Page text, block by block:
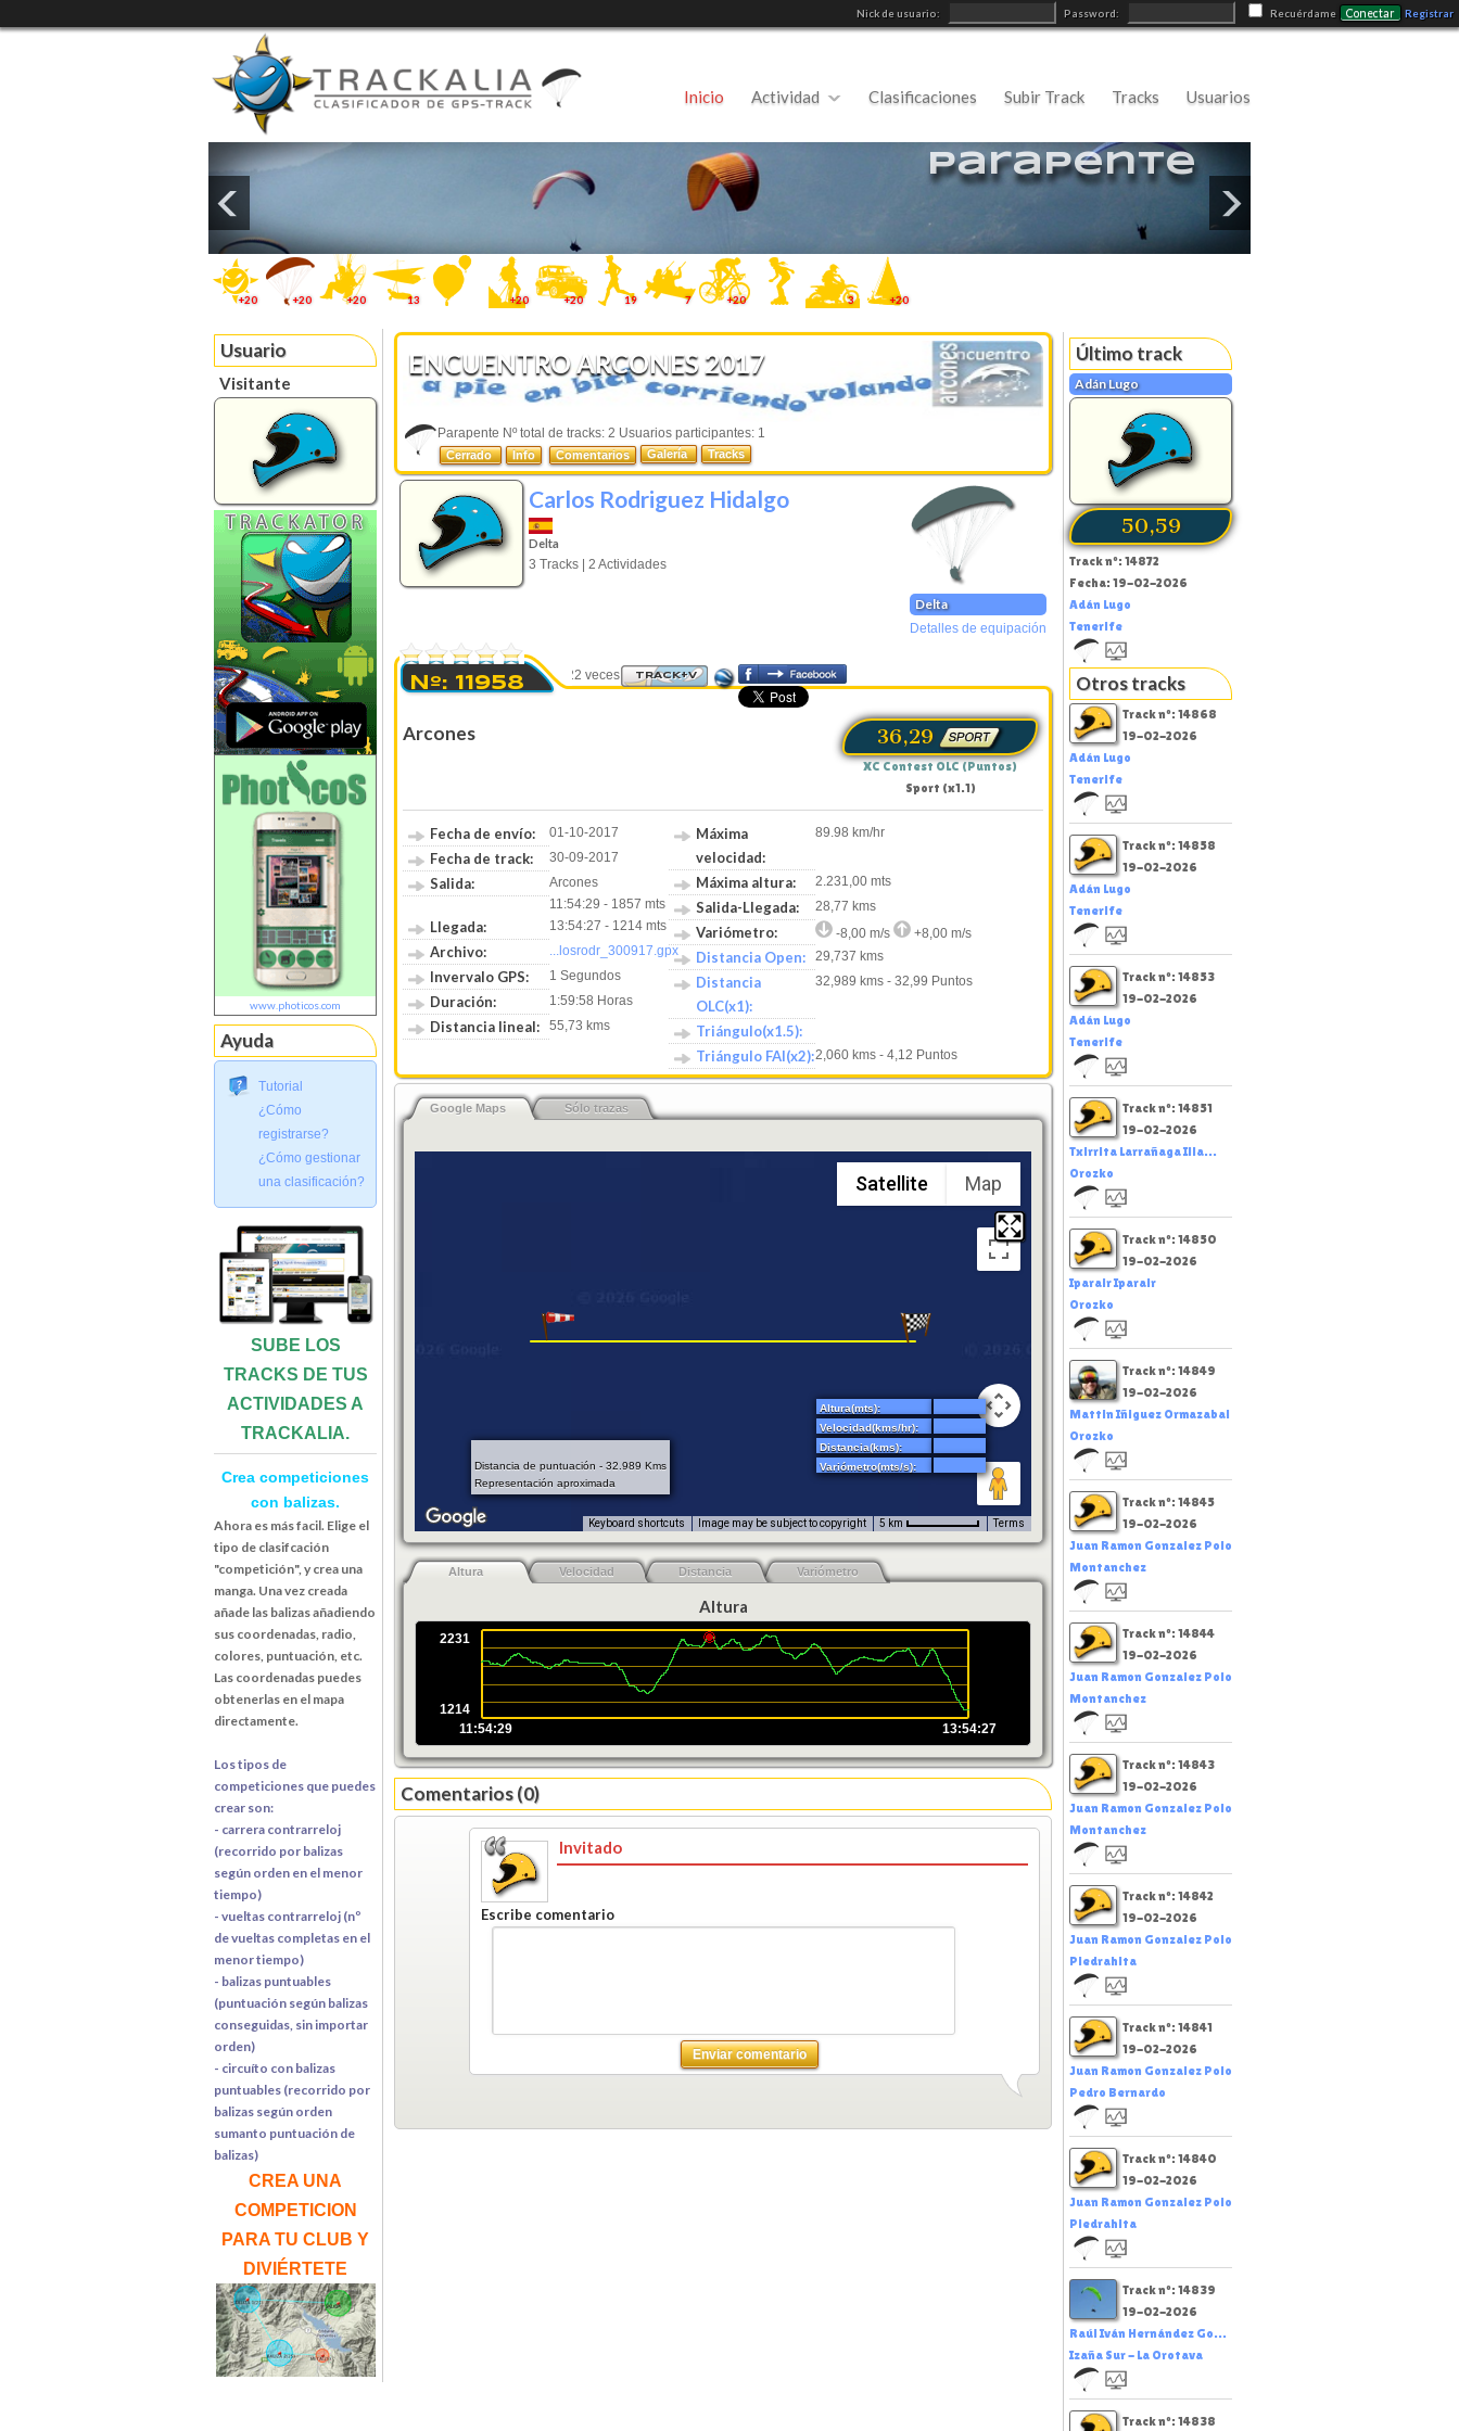
Nick de usuario: Password: Recuérdame Conectar Registrar
Inicio Actividad Clasificaciones Subir Track Tracks Usuarios
Parapente
+20 +20 +20 13 +20 +20 19 7 +20 3 +20
Usuario
Visitante
www.photicos.com
Ayuda
Tutorial
¿Cómo
registrarse?
¿Cómo gestionar
una clasificación?
SUBE LOS
TRACKS DE TUS
ACTIVIDADES A
TRACKALIA.
Crea competiciones
con balizas.
Ahora es más facil. Elige el
tipo de clasifcación
"competición", y crea una
manga. Una vez creada
añade las balizas añadiendo
sus coordenadas, radio,
colores, puntuación, etc.
Las coordenadas puedes
obtenerlas en el mapa
directamente.
Los tipos de
competiciones que puedes
crear son:
- carrera contrarreloj
(recorrido por balizas
según orden en el menor
tiempo)
- vueltas contrarreloj (nº
de vueltas completas en el
menor tiempo)
- balizas puntuables
(puntuación según balizas
conseguidas, sin importar
orden)
- circuíto con balizas
puntuables (recorrido por
balizas según orden
sumanto puntuación de
balizas)
CREA UNA
COMPETICION
PARA TU CLUB Y
DIVIÉRTETE
ENCUENTRO ARCONES 2017
Parapente Nº total de tracks: 2 Usuarios participantes: 1
Cerrado Info Comentarios Galería Tracks
Carlos Rodriguez Hidalgo
Delta
3 Tracks | 2 Actividades
Delta
Detalles de equipación
0 Votos Visto 3522 veces TRACK+V
Nº: 11958
Arcones 36,29
XC Contest OLC (Puntos)
Sport (x1.1)
Fecha de envío: 01-10-2017
Fecha de track: 30-09-2017
Salida:
Arcones
11:54:29 - 1857 mts
Llegada: 13:54:27 - 1214 mts
Archivo: ...losrodr_300917.gpx
Invervalo GPS: 1 Segundos
Duración: 1:59:58 Horas
Distancia lineal: 55,73 kms
Máxima
velocidad:
89.98 km/hr
Máxima altura: 2.231,00 mts
Salida-Llegada: 28,77 kms
Variómetro: -8,00 m/s +8,00 m/s
Distancia Open: 29,737 kms
Distancia
OLC(x1):
32,989 kms - 32,99 Puntos
Triángulo(x1.5):
Triángulo FAI(x2):2,060 kms - 4,12 Puntos
Google Maps Sólo trazas
Distancia de puntuación - 32.989 Kms
Representación aproximada
Satellite Map
Keyboard shortcuts Image may be subject to copyright 5 km Terms
Altura Velocidad Distancia Variómetro
Altura(mts):
Velocidad(kms/hr):
Distancia(kms):
Variómetro(mts/s):
Altura
2231
1214
11:54:29
13:54:27
Comentarios (0)
Invitado
Escribe comentario
Enviar comentario
Último track
Adán Lugo
50,59
Track nº: 14872
Fecha: 19-02-2026
Adán Lugo
Tenerife
Otros tracks
Track nº: 14868
19-02-2026
Adán Lugo
Tenerife
Track nº: 14858
19-02-2026
Adán Lugo
Tenerife
Track nº: 14853
19-02-2026
Adán Lugo
Tenerife
Track nº: 14851
19-02-2026
Txirrita Larrañaga Illa...
Orozko
Track nº: 14850
19-02-2026
Iparair Iparair
Orozko
Track nº: 14849
19-02-2026
Mattin Iñiguez Ormazabal
Orozko
Track nº: 14845
19-02-2026
Juan Ramon Gonzalez Polo
Montanchez
Track nº: 14844
19-02-2026
Juan Ramon Gonzalez Polo
Montanchez
Track nº: 14843
19-02-2026
Juan Ramon Gonzalez Polo
Montanchez
Track nº: 14842
19-02-2026
Juan Ramon Gonzalez Polo
Piedrahita
Track nº: 14841
19-02-2026
Juan Ramon Gonzalez Polo
Pedro Bernardo
Track nº: 14840
19-02-2026
Juan Ramon Gonzalez Polo
Piedrahita
Track nº: 14839
19-02-2026
Raúl Iván Hernández Go...
Izaña Sur - La Orotava
Track nº: 14838